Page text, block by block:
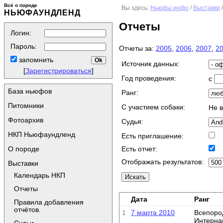
Всё о породе
НЬЮФАУНДЛЕНД
Логин:
Пароль:
запомнить
[Зарегистрироваться]
База ньюфов
Питомники
Фотоархив
НКП Ньюфаундленд
О породе
Выставки
Календарь НКП
Отчеты
Правила добавления
отчётов.
Вы здесь: Ньюфы.инфо / Выставки
Отчеты
Отчеты за: 2005 2006 2007
Источник данных:
Год проведения:
с
Ранг:
C участием собаки:
Не
Судья:
Есть приглашение:
Есть отчет:
Отображать результатов:
Дата
Ранг
1
7 марта 2010